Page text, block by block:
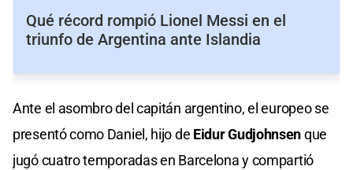
Qué récord rompió Lionel Messi en el
triunfo de Argentina ante Islandia
Ante el asombro del capitán argentino, el europeo se
presentó como Daniel, hijo de Eidur Gudjohnsenque
jugó cuatro temporadas en Barcelona y compartió